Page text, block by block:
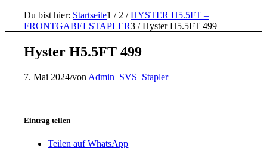
Du bist hier: Startseite1 / 2 / HYSTER H5.5FT –
FRONTGABELSTAPLER3 / Hyster H5.5FT 499
Hyster H5.5FT 499
7. Mai 2024/von Admin_SVS_Stapler
Eintrag teilen
Teilen auf WhatsApp